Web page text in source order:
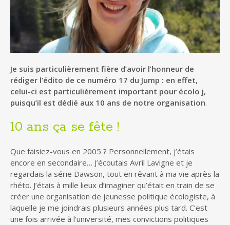
Je suis particulièrement fière d’avoir l’honneur de
rédiger l’édito de ce numéro 17 du Jump : en effet,
celui-ci est particulièrement important pour écolo j,
puisqu’il est dédié aux 10 ans de notre organisation.
10 ans ça se fête !
Que faisiez-vous en 2005 ? Personnellement, j’étais
encore en secondaire… J’écoutais Avril Lavigne et je
regardais la série Dawson, tout en rêvant à ma vie après la
rhéto. J’étais à mille lieux d’imaginer qu’était en train de se
créer une organisation de jeunesse politique écologiste, à
laquelle je me joindrais plusieurs années plus tard. C’est
une fois arrivée à l’université, mes convictions politiques